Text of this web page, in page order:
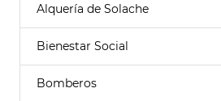
Alquería de Solache
Bienestar Social
Bomberos